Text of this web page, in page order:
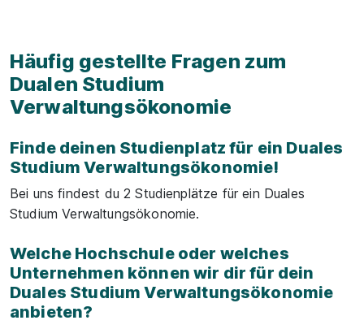
Häufig gestellte Fragen zum
Dualen Studium
Verwaltungsökonomie
Finde deinen Studienplatz für ein Duales
Studium Verwaltungsökonomie!
Bei uns findest du 2 Studienplätze für ein Duales
Studium Verwaltungsökonomie.
Welche Hochschule oder welches
Unternehmen können wir dir für dein
Duales Studium Verwaltungsökonomie
anbieten?